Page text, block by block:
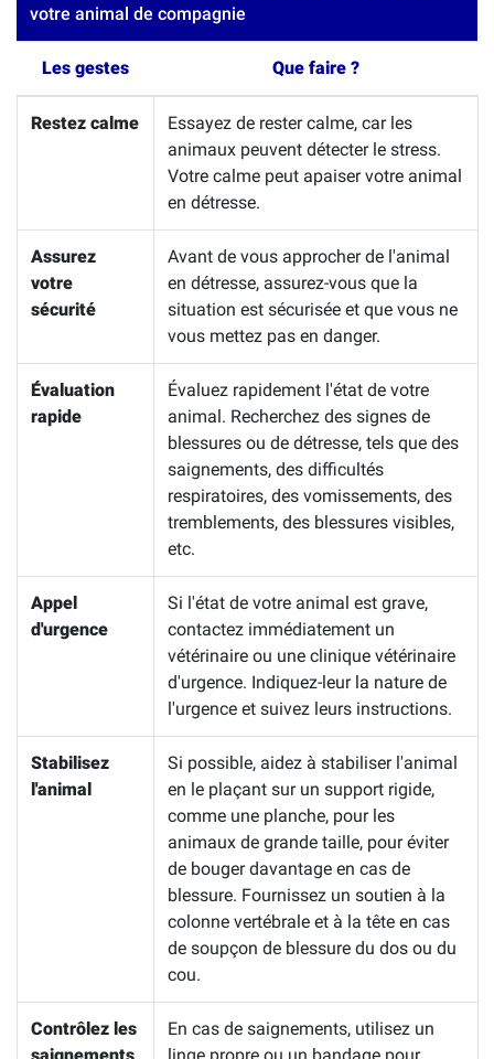
votre animal de compagnie
Les gestes Que faire ?
Restez calme
Essayez de rester calme, car les
animaux peuvent détecter le stress.
Votre calme peut apaiser votre animal
en détresse.
Assurez
votre
sécurité
Avant de vous approcher de l'animal
en détresse, assurez-vous que la
situation est sécurisée et que vous ne
vous mettez pas en danger.
Évaluation
rapide
Évaluez rapidement l'état de votre
animal. Recherchez des signes de
blessures ou de détresse, tels que des
saignements, des difficultés
respiratoires, des vomissements, des
tremblements, des blessures visibles,
etc.
Appel
d'urgence
Si l'état de votre animal est grave,
contactez immédiatement un
vétérinaire ou une clinique vétérinaire
d'urgence. Indiquez-leur la nature de
l'urgence et suivez leurs instructions.
Stabilisez
l'animal
Si possible, aidez à stabiliser l'animal
en le plaçant sur un support rigide,
comme une planche, pour les
animaux de grande taille, pour éviter
de bouger davantage en cas de
blessure. Fournissez un soutien à la
colonne vertébrale et à la tête en cas
de soupçon de blessure du dos ou du
cou.
Contrôlez les
En cas de saignements, utilisez un